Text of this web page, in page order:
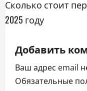
а
и
Сколько стоит
2025 году
Добавить
Ваш адрес email
Обязательные